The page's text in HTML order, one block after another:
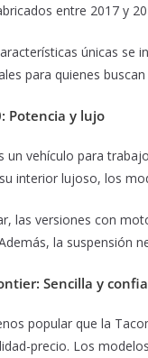
entre 2017 y
únicas se
para quienes
Potencia y lujo
un vehículo para
interior lujoso, los
las versiones con
la suspensión
Sencilla y
popular que la
precio. Los